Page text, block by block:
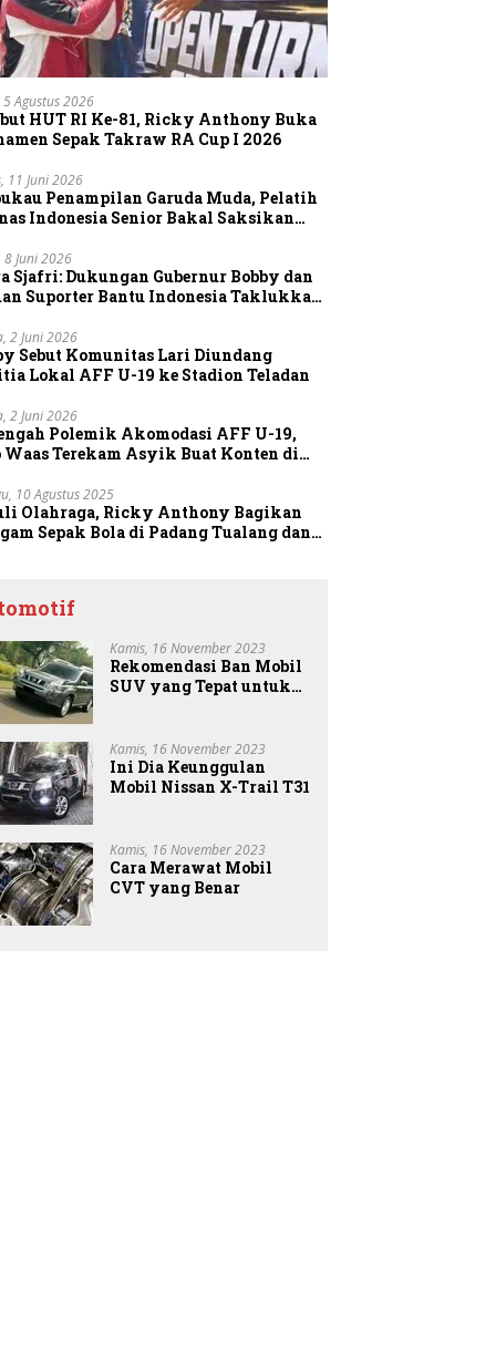
5 Agustus 2026
HUT RI Ke-81, Ricky Anthony Buka
Sepak Takraw RA Cup I 2026
11 Juni 2026
Penampilan Garuda Muda, Pelatih
Indonesia Senior Bakal Saksikan
8 Juni 2026
Sjafri: Dukungan Gubernur Bobby dan
Suporter Bantu Indonesia Taklukkan
2 Juni 2026
Sebut Komunitas Lari Diundang
Lokal AFF U-19 ke Stadion Teladan
2 Juni 2026
Polemik Akomodasi AFF U-19,
Waas Terekam Asyik Buat Konten di
10 Agustus 2025
Olahraga, Ricky Anthony Bagikan
Sepak Bola di Padang Tualang dan
Kamis, 16 November 2023
Rekomendasi Ban Mobil
SUV yang Tepat untuk
Kamis, 16 November 2023
Ini Dia Keunggulan
Mobil Nissan X-Trail T31
Kamis, 16 November 2023
Cara Merawat Mobil
CVT yang Benar